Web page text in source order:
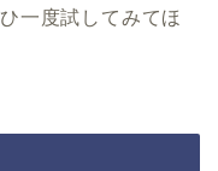
一度試してみてほ